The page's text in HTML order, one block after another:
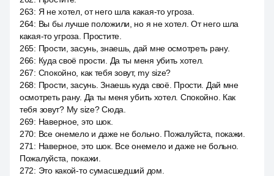
263: Я не хотел, от него шла какая-то угроза.
264: Вы бы лучше положили, но я не хотел. От него шла
какая-то угроза. Простите.
265: Прости, засунь, знаешь, дай мне осмотреть рану.
266: Куда своё прости. Да ты меня убить хотел.
267: Спокойно, как тебя зовут, my size?
268: Прости, засунь. Знаешь куда своё. Прости. Дай мне
осмотреть рану. Да ты меня убить хотел. Спокойно. Как
тебя зовут? My size? Сюда.
269: Наверное, это шок.
270: Все онемело и даже не больно. Пожалуйста, покажи.
271 : Наверное, это шок. Все онемело и даже не больно.
Пожалуйста, покажи.
272: Это какой-то сумасшедший дом.